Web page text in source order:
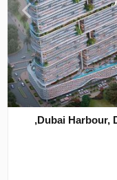
פרויקט פיתוח DAMAC BAY 2 ב Dubai Harbour, Dubai,